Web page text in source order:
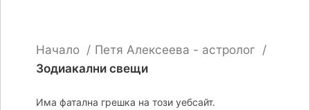
Начало
Петя Алексеева - астролог
Зодиакални свещи
Има фатална грешка на този уебсайт.